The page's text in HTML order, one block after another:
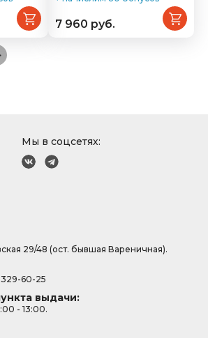
7 960 руб.
Мы в соцсетях:
29/48 (ост. бывшая Вареничная).
60-25
выдачи:
- 13:00.